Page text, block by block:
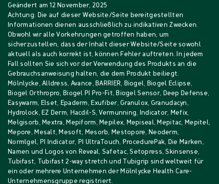
Geändert am12 November, 2025
Achtung: Die auf dieser Website/Seite bereitgestellten
Informationen dienen ausschließlich zu indikativen Zwecken.
Obwohl wir alle Vorkehrungen getroffen haben, um
sicherzustellen, dass der Inhalt dieser Website/Seite sowohl
aktuell als auch korrekt ist, können Fehler auftreten. In jedem
Fall sollten Sie sich vor der Verwendung des Produkts an die
Gebrauchsanweisung halten, die dem Produkt beiliegt.
Mölnlycke, Alldress, Avance, BARRIER, Biogel, Biogel Eclipse,
Biogel Orthropro, Biogel PI Pro-Fit, Biogel Sensor, Deep Defense,
Easywarm, Elset, Epaderm, Exufiber, Granulox, Granudacyn,
Hydrolock, EZ Derm, Hacdil-S, Vermunning, Indicator, Mefix,
Melgisorb, Mextra, Mepiform, Mepilex, Mepiseal, Mepitac, Mepitel,
Mepore, Mesalt, Mesoft, Mesorb, Mestopore, Neoderm,
Normlgel, PI Indicator, PI UltraTouch, ProcedurePak, Die Marken,
Namen und Logos von Reveal, Safetac, Setopress, Skinsense,
Tubifast, Tubifast 2-way stretch und Tubigrip sind weltweit für
ein oder mehrere Unternehmen der Mölnlycke Health Care-
Unternehmensgruppe registriert.